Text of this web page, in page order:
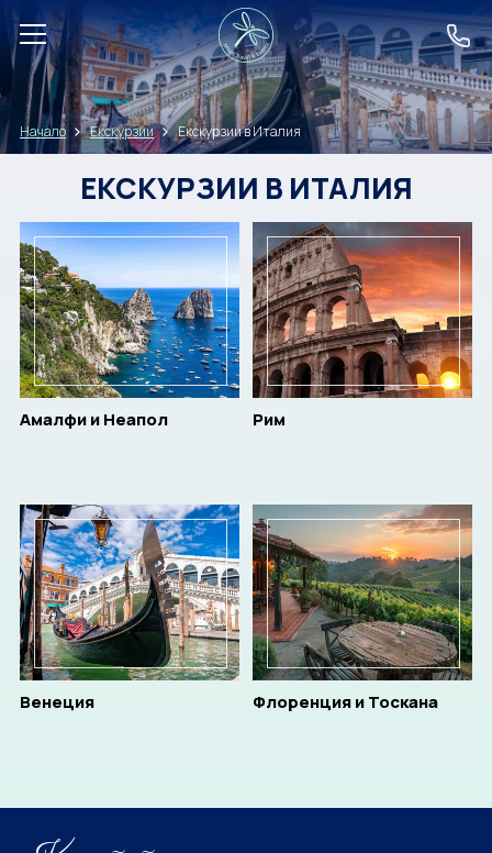
ДЕСТИНАЦИИ
ПОЧИВКИ
ЕКСКУРЗИИ
КРУИЗИ
TOP PICKS
LAST CHANCE
CORPORATE
BULGARIA
За нас
Документи
Общи условия
Отзиви от клиенти
Начало Екскурзии Екскурзии в Италия
ЕКСКУРЗИИ В ИТАЛИЯ
Амалфи и Неапол Рим
Венеция Флоренция и Тоскана